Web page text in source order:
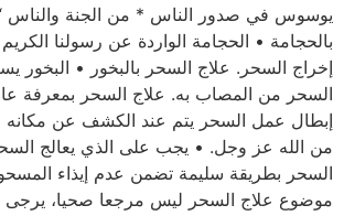
يوسوس في صدور الناس * من الجنة والناس
بالحجامة • الحجامة الواردة عن رسولنا
إخراج السحر. علاج السحر بالبخور • البخور
السحر من المصاب به. علاج السحر بمعرفة
إبطال عمل السحر يتم عند الكشف عن مكانه
من الله عز وجل. • يجب على الذي يعالج
السحر بطريقة سليمة تضمن عدم إيذاء
موضوع علاج السحر ليس مرجعا صحيا، يرجى